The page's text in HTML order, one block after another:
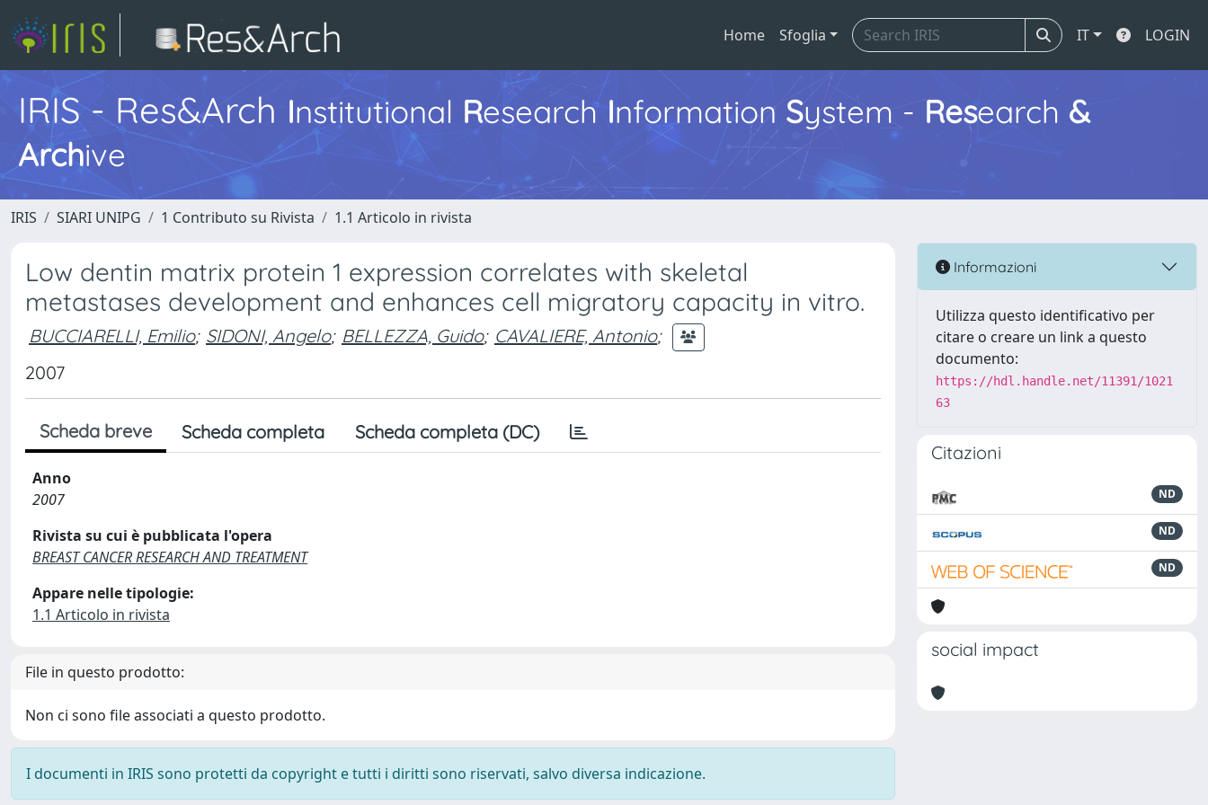
Home Sfoglia IT LOGIN
IRIS - Res&Arch Institutional Research Information System - Research &
Archive
IRIS SIARI UNIPG 1 Contributo su Rivista 1.1 Articolo in rivista
Low dentin matrix protein 1 expression correlates with skeletal
metastases development and enhances cell migratory capacity in vitro.
BUCCIARELLI, Emilio; SIDONI, Angelo; BELLEZZA, Guido; CAVALIERE, Antonio;
2007
Scheda breve Scheda completa Scheda completa (DC)
Anno
2007
Rivista su cui è pubblicata l'opera
BREAST CANCER RESEARCH AND TREATMENT
Appare nelle tipologie:
1.1 Articolo in rivista
File in questo prodotto:
Non ci sono file associati a questo prodotto.
I documenti in IRIS sono protetti da copyright e tutti i diritti sono riservati, salvo diversa indicazione.
Informazioni
Utilizza questo identificativo per
citare o creare un link a questo
documento:
https://hdl.handle.net/11391/1021
63
Citazioni
ND
ND
ND
social impact